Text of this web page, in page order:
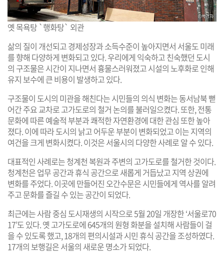
옛 목욕탕 `행화탕` 외관
삶의 질이 개선되고 경제성장과 소득수준이 높아지면서 서울도 미래
를 향해 다양하게 변화되고 있다. 우리에게 익숙하고 친숙했던 도시
의 구조물은 시간이 지나면서 흉물스러워졌고 시설의 노후화로 인해
유지 보수에 큰 비용이 발생하고 있다.
구조물이 도시의 미관을 해친다는 시민들의 의식 변화는 동서남북 뻗
어간 주요 교차로 고가도로의 철거 논의를 불러일으켰다. 또한, 전통
문화에 따른 예술적 부분과 쾌적한 자연환경에 대한 관심 또한 높아
졌다. 이에 따라 도시의 낡고 어두운 부분이 변화되었고 이는 지역의
여건을 크게 변화시켰다. 이것은 서울시의 다양한 사례로 알 수 있다.
대표적인 사례로는 청계천 복원과 주변의 고가도로를 철거한 것이다.
청계천은 업무 공간과 휴식 공간으로 새롭게 거듭났고 지역 상권에
변화를 주었다. 이곳에 만들어진 오간수문은 시민들에게 역사를 알려
주고 문화를 즐길 수 있는 공간이 되었다.
최근에는 사람 중심 도시재생의 시작으로 5월 20일 개장한 ‘서울로70
17’도 있다. 옛 고가도로에 645개의 원형 화분을 설치해 사람들이 걸
을 수 있도록 했고, 18개의 편의시설과 시민 휴식 공간을 조성하였다.
17개의 보행길은 서울의 새로운 명소가 되었다.